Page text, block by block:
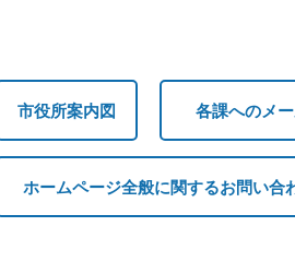
市役所案内図 各課へのメ
ホームページ全般に関するお問い合